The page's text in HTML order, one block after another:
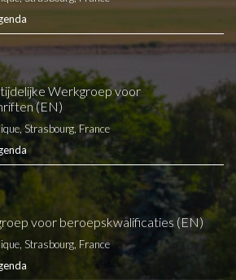
Werkgroep voor
(EN)
Strasbourg, France
voor beroepskwalificaties (EN)
Strasbourg, France